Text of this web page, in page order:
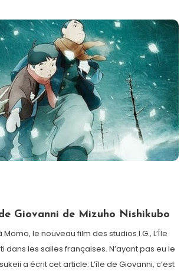
Giovanni de Mizuho Nishikubo
le nouveau film des studios I.G., L’Île
dans les salles françaises. N’ayant pas eu le
a écrit cet article. L’île de Giovanni, c’est